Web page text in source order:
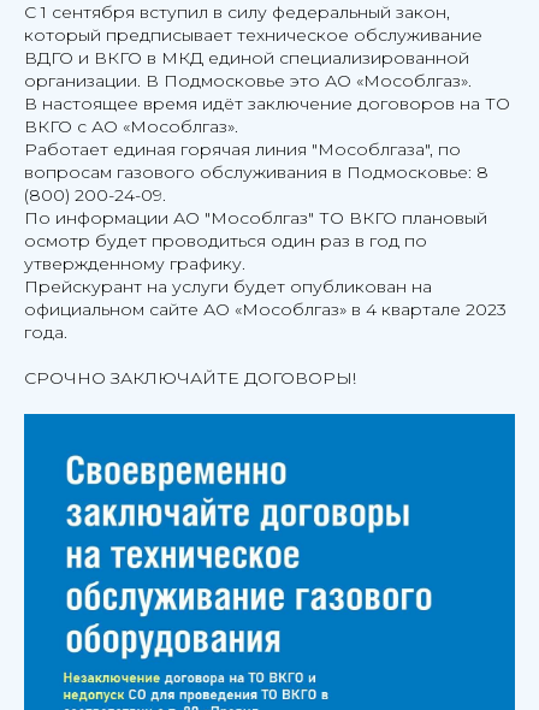
С 1 сентября вступил в силу федеральный закон,
который предписывает техническое обслуживание
ВДГО и ВКГО в МКД единой специализированной
организации. В Подмосковье это АО «Мособлгаз».
В настоящее время идёт заключение договоров на ТО
ВКГО с АО «Мособлгаз».
Работает единая горячая линия "Мособлгаза", по
вопросам газового обслуживания в Подмосковье: 8
(800) 200-24-09.
По информации АО "Мособлгаз" ТО ВКГО плановый
осмотр будет проводиться один раз в год по
утвержденному графику.
Прейскурант на услуги будет опубликован на
официальном сайте АО «Мособлгаз» в 4 квартале 2023
года.
СРОЧНО ЗАКЛЮЧАЙТЕ ДОГОВОРЫ!